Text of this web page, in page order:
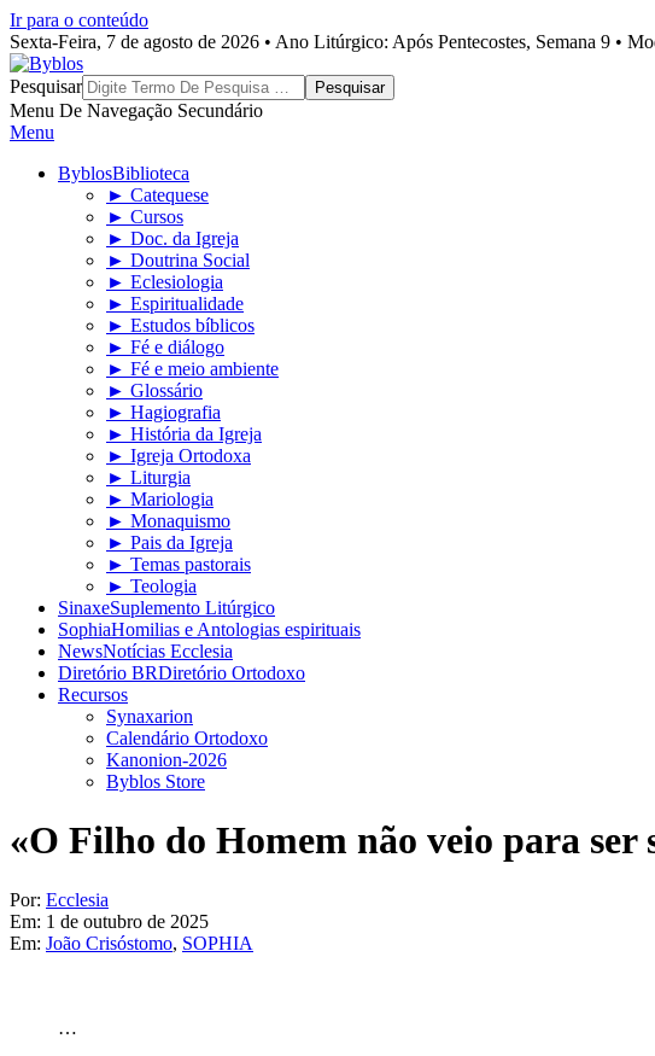
Ir para o conteúdo
Sexta-Feira, 7 de agosto de 2026 • Ano Litúrgico: Após Pentecostes, Semana 9 •
Byblos
Pesquisar
Menu De Navegação Secundário
Menu
ByblosBiblioteca
► Catequese
► Cursos
► Doc. da Igreja
► Doutrina Social
► Eclesiologia
► Espiritualidade
► Estudos bíblicos
► Fé e diálogo
► Fé e meio ambiente
► Glossário
► Hagiografia
► História da Igreja
► Igreja Ortodoxa
► Liturgia
► Mariologia
► Monaquismo
► Pais da Igreja
► Temas pastorais
► Teologia
SinaxeSuplemento Litúrgico
SophiaHomilias e Antologias espirituais
NewsNotícias Ecclesia
Diretório BRDiretório Ortodoxo
Recursos
Synaxarion
Calendário Ortodoxo
Kanonion-2026
Byblos Store
«O Filho do Homem não veio para
Por: Ecclesia
Em: 1 de outubro de 2025
Em: João Crisóstomo, SOPHIA
…